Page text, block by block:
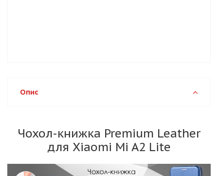
Опис
Чохол-книжка Premium Leather
для Xiaomi Mi A2 Lite